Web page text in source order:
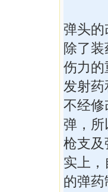
弹头的
除了
伤力的
发射
不经修
弹，所
枪支及
实上
的弹